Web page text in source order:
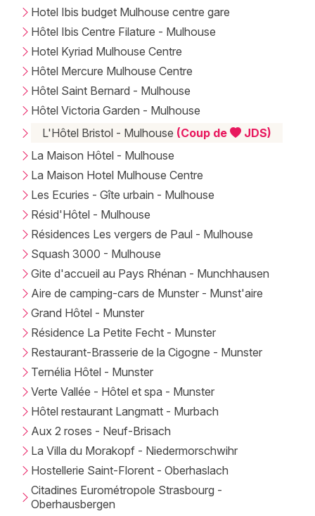
Hotel Ibis budget Mulhouse centre gare
Hôtel Ibis Centre Filature - Mulhouse
Hotel Kyriad Mulhouse Centre
Hôtel Mercure Mulhouse Centre
Hôtel Saint Bernard - Mulhouse
Hôtel Victoria Garden - Mulhouse
L'Hôtel Bristol - Mulhouse (Coup de
JDS)
La Maison Hôtel - Mulhouse
La Maison Hotel Mulhouse Centre
Les Ecuries - Gîte urbain - Mulhouse
Résid'Hôtel - Mulhouse
Résidences Les vergers de Paul - Mulhouse
Squash 3000 - Mulhouse
Gite d'accueil au Pays Rhénan - Munchhausen
Aire de camping-cars de Munster - Munst'aire
Grand Hôtel - Munster
Résidence La Petite Fecht - Munster
Restaurant-Brasserie de la Cigogne - Munster
Ternélia Hôtel - Munster
Verte Vallée - Hôtel et spa - Munster
Hôtel restaurant Langmatt - Murbach
Aux 2 roses - Neuf-Brisach
La Villa du Morakopf - Niedermorschwihr
Hostellerie Saint-Florent - Oberhaslach
Citadines Eurométropole Strasbourg -
Oberhausbergen